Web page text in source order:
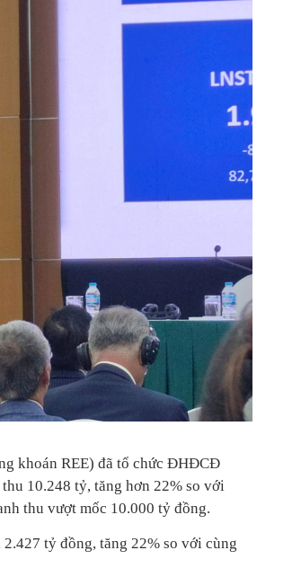
khoán REE) đã tổ chức ĐHĐCĐ
10.248 tỷ, tăng hơn 22% so với
thu vượt mốc 10.000 tỷ đồng.
tỷ đồng, tăng 22% so với cùng